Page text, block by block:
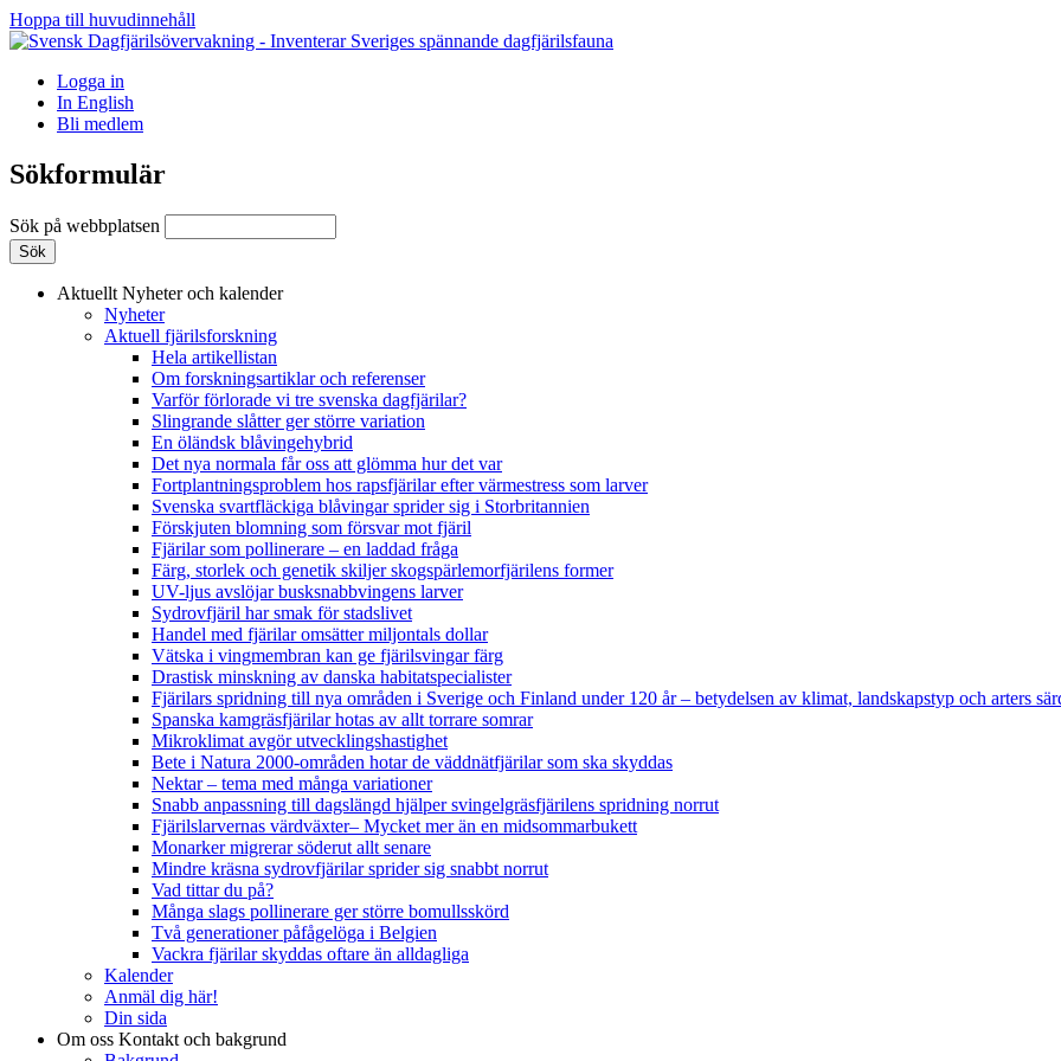
Hoppa till huvudinnehåll
Logga in
In English
Bli medlem
Sökformulär
Sök på webbplatsen
Aktuellt Nyheter och kalender
Nyheter
Aktuell fjärilsforskning
Hela artikellistan
Om forskningsartiklar och referenser
Varför förlorade vi tre svenska dagfjärilar?
Slingrande slåtter ger större variation
En öländsk blåvingehybrid
Det nya normala får oss att glömma hur det var
Fortplantningsproblem hos rapsfjärilar efter värmestress som larver
Svenska svartfläckiga blåvingar sprider sig i Storbritannien
Förskjuten blomning som försvar mot fjäril
Fjärilar som pollinerare – en laddad fråga
Färg, storlek och genetik skiljer skogspärlemorfjärilens former
UV-ljus avslöjar busksnabbvingens larver
Sydrovfjäril har smak för stadslivet
Handel med fjärilar omsätter miljontals dollar
Vätska i vingmembran kan ge fjärilsvingar färg
Drastisk minskning av danska habitatspecialister
Fjärilars spridning till nya områden i Sverige och Finland under 120 år– betydelsen av klimat, landskapstyp och arters
Spanska kamgräsfjärilar hotas av allt torrare somrar
Mikroklimat avgör utvecklingshastighet
Bete i Natura 2000-områden hotar de väddnätfjärilar som ska skyddas
Nektar – tema med många variationer
Snabb anpassning till dagslängd hjälper svingelgräsfjärilens spridning norrut
Fjärilslarvernas värdväxter– Mycket mer än en midsommarbukett
Monarker migrerar söderut allt senare
Mindre kräsna sydrovfjärilar sprider sig snabbt norrut
Vad tittar du på?
Många slags pollinerare ger större bomullsskörd
Två generationer påfågelöga i Belgien
Vackra fjärilar skyddas oftare än alldagliga
Kalender
Anmäl dig här!
Din sida
Om oss Kontakt och bakgrund